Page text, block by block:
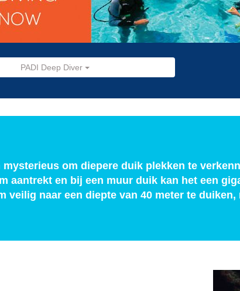
PADI Deep Diver
om diepere duik plekken te
aantrekt en bij een muur duik kan het een
veilig naar een diepte van 40 meter te duiken,